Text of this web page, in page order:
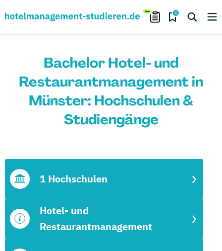
0
Bachelor Hotel- und
Restaurantmanagement in
Münster: Hochschulen &
Studiengänge
Hotel- und
Restaurantmanagement
1 Hochschulen